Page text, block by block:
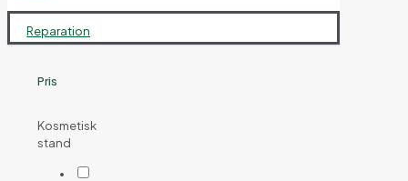
Reparation
Pris
Kosmetisk
stand